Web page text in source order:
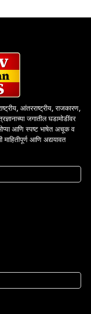
आंतरराष्ट्रीय, राजकारण,
जगातील घडामोडींवर
आणि स्पष्ट भाषेत अचूक व
आणि अद्ययावत